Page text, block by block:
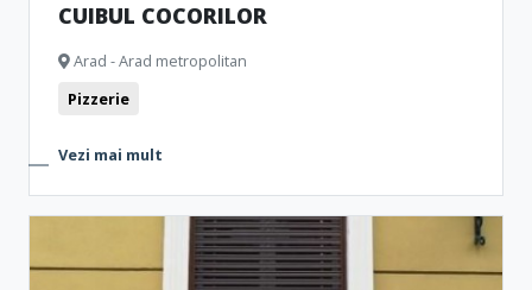
CUIBUL COCORILOR
Arad - Arad metropolitan
Pizzerie
Vezi mai mult